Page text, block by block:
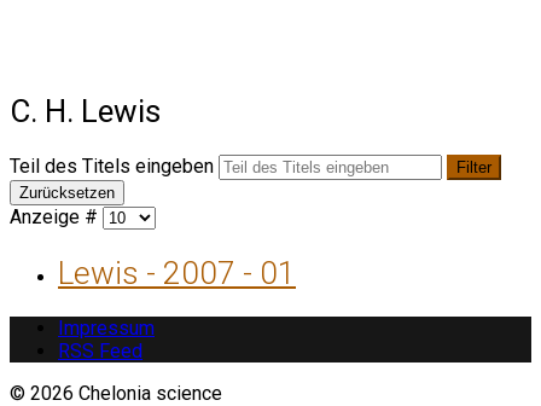
C. H. Lewis
Teil des Titels eingeben
Filter
Zurücksetzen
Anzeige #
Lewis - 2007 - 01
Impressum
RSS Feed
© 2026 Chelonia science